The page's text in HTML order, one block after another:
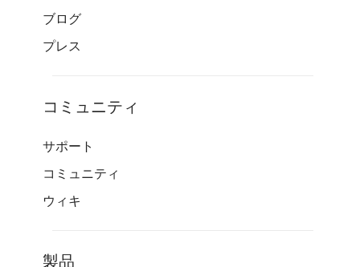
ブログ
プレス
コミュニティ
サポート
コミュニティ
ウィキ
製品